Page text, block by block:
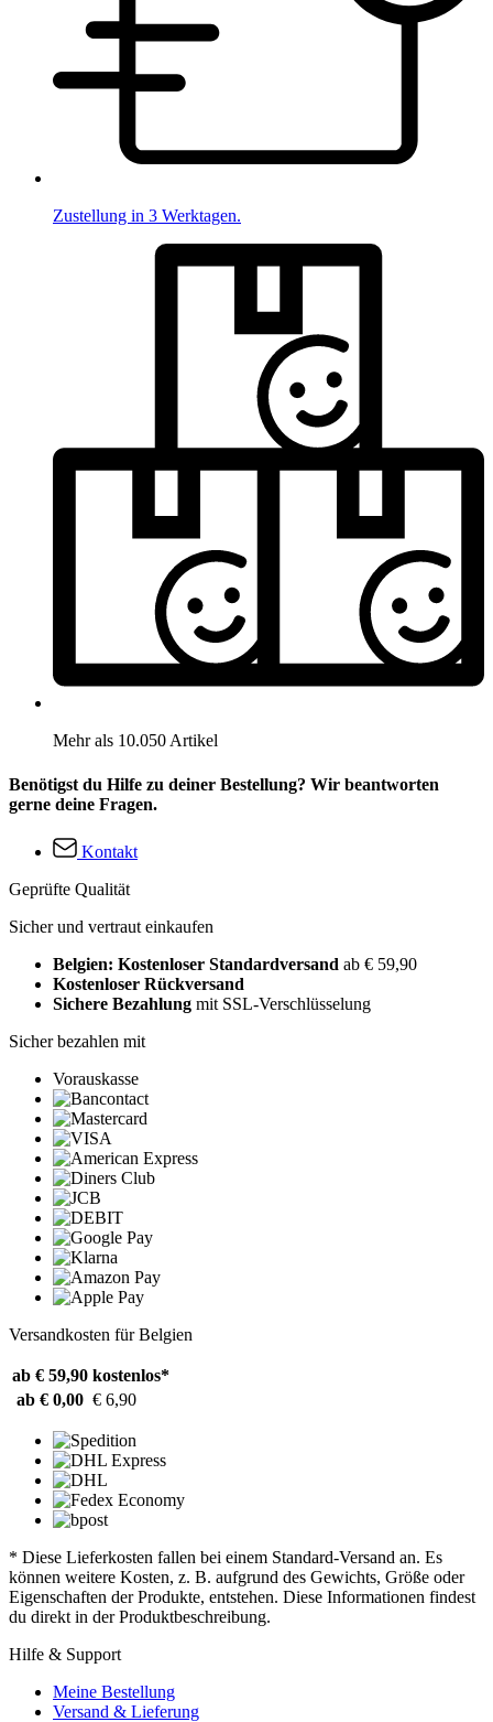
Zustellung in 3 Werktagen.
Mehr als 10.050 Artikel
Benötigst du Hilfe zu deiner Bestellung? Wir beantworten
gerne deine Fragen.
Kontakt
Geprüfte Qualität
Sicher und vertraut einkaufen
Belgien: Kostenloser Standardversand ab € 59,90
Kostenloser Rückversand
Sichere Bezahlung mit SSL-Verschlüsselung
Sicher bezahlen mit
Vorauskasse
Versandkosten für Belgien
ab € 59,90 kostenlos*
ab € 0,00 € 6,90
* Diese Lieferkosten fallen bei einem Standard-Versand an. Es
können weitere Kosten, z. B. aufgrund des Gewichts, Größe oder
Eigenschaften der Produkte, entstehen. Diese Informationen findest
du direkt in der Produktbeschreibung.
Hilfe & Support
Meine Bestellung
Versand & Lieferung